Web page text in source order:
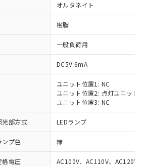
オルタネイト
樹脂
一般負荷用
DC5V 6mA
ユニット位置1: NC
ユニット位置2: 点灯ユニット
ユニット位置3: NC
光部方式 LEDランプ
ンプ色 緑
格電圧 AC100V、AC110V、AC120V